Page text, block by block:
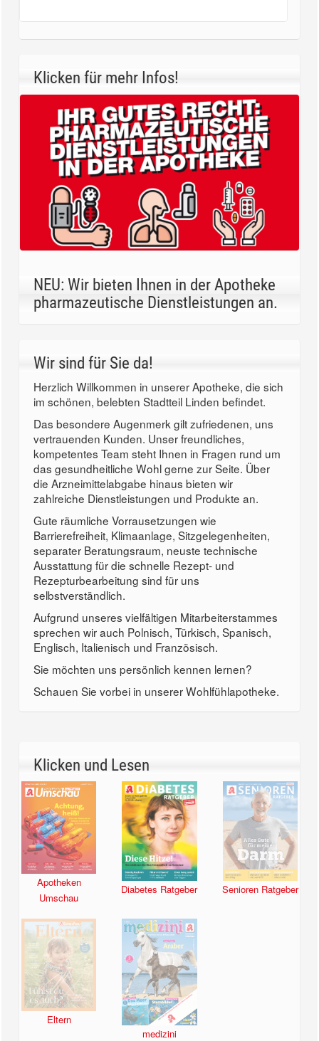
Klicken für mehr Infos!
NEU: Wir bieten Ihnen in der Apotheke
pharmazeutische Dienstleistungen an.
Wir sind für Sie da!
Herzlich Willkommen in unserer Apotheke, die sich
im schönen, belebten Stadtteil Linden befindet.
Das besondere Augenmerk gilt zufriedenen, uns
vertrauenden Kunden. Unser freundliches,
kompetentes Team steht Ihnen in Fragen rund um
das gesundheitliche Wohl gerne zur Seite. Über
die Arzneimittelabgabe hinaus bieten wir
zahlreiche Dienstleistungen und Produkte an.
Gute räumliche Vorrausetzungen wie
Barrierefreiheit, Klimaanlage, Sitzgelegenheiten,
separater Beratungsraum, neuste technische
Ausstattung für die schnelle Rezept- und
Rezepturbearbeitung sind für uns
selbstverständlich.
Aufgrund unseres vielfältigen Mitarbeiterstammes
sprechen wir auch Polnisch, Türkisch, Spanisch,
Englisch, Italienisch und Französisch.
Sie möchten uns persönlich kennen lernen?
Schauen Sie vorbei in unserer Wohlfühlapotheke.
Klicken und Lesen
Apotheken
Umschau
Diabetes Ratgeber Senioren Ratgeber
Eltern
medizini